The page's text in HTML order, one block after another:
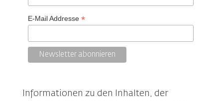
E-Mail Addresse *
Informationen zu den Inhalten, der